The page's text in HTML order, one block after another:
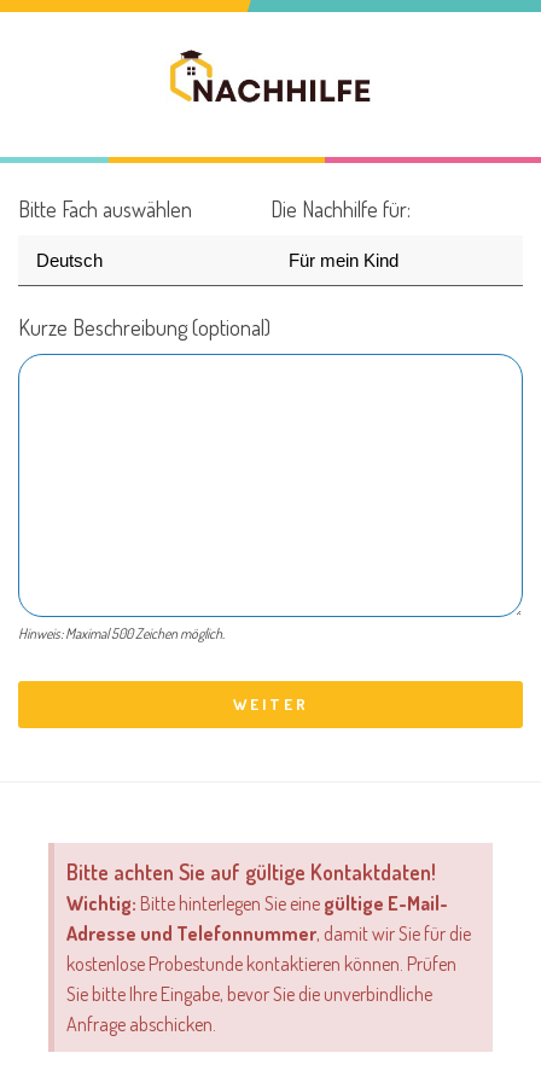
Bitte Fach auswählen Die Nachhilfe für:
Kurze Beschreibung (optional)
Hinweis: Maximal 500 Zeichen möglich.
WEITER
Bitte achten Sie auf gültige Kontaktdaten!
Wichtig: Bitte hinterlegen Sie eine gültige E-Mail-
Adresse und Telefonnummer, damit wir Sie für die
kostenlose Probestunde kontaktieren können. Prüfen
Sie bitte Ihre Eingabe, bevor Sie die unverbindliche
Anfrage abschicken.